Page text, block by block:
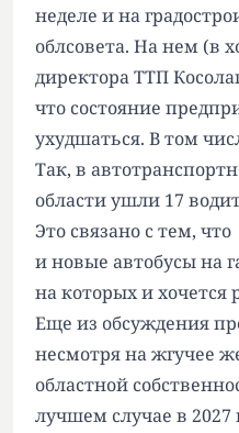
неделе и на
облсовета. На нем (в
директора ТТП
что состояние
ухудшаться. В том
Так, в
области ушли 17
Это связано с тем,
и новые автобусы на
на которых и хочется
Еще из обсуждения
несмотря на жгучее
областной
лучшем случае в 2027